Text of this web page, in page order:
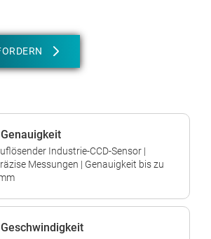
Industrie-CCD-Sensor |
Messungen | Genauigkeit bis zu